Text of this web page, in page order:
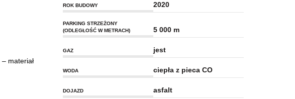
– materiał
ROK BUDOWY 2020
PARKING STRZEŻONY
(ODLEGŁOŚĆ W METRACH)
5 000 m
GAZ jest
WODA ciepła z pieca CO
DOJAZD asfalt